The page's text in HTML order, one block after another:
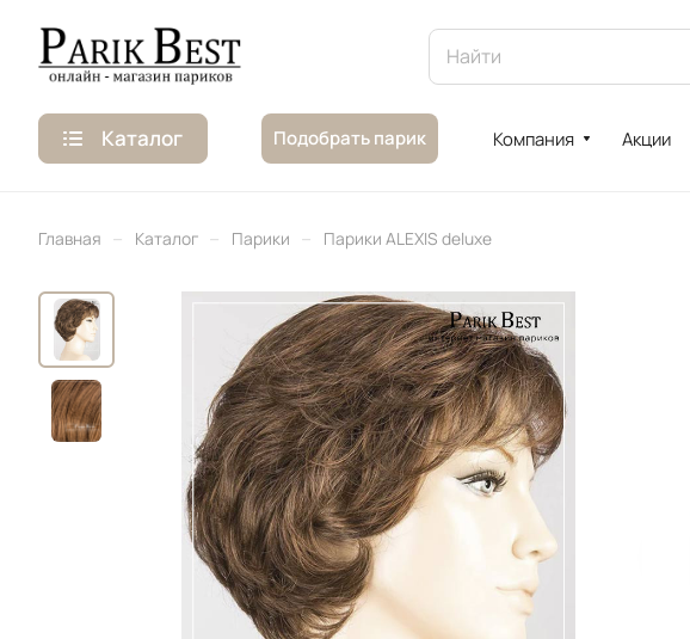
Каталог Подобрать парик Компания Акции
Главная – Каталог – Парики – Парики ALEXIS deluxe